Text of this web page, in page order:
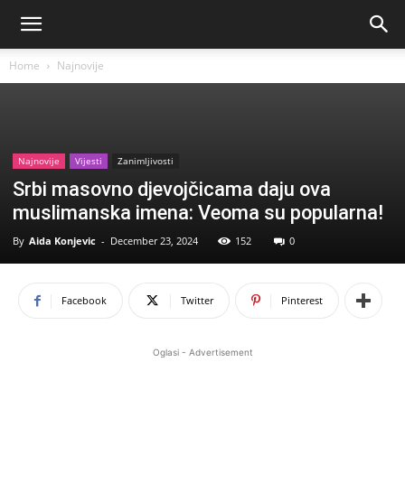
Home Najnovije
Najnovije Vijesti Zanimljivosti
Srbi masovno djevojčicama daju ova
muslimanska imena: Veoma su popularna!
By Aida Konjevic - December 23, 2024 152 0
Facebook Twitter Pinterest
Oglasi - Advertisement